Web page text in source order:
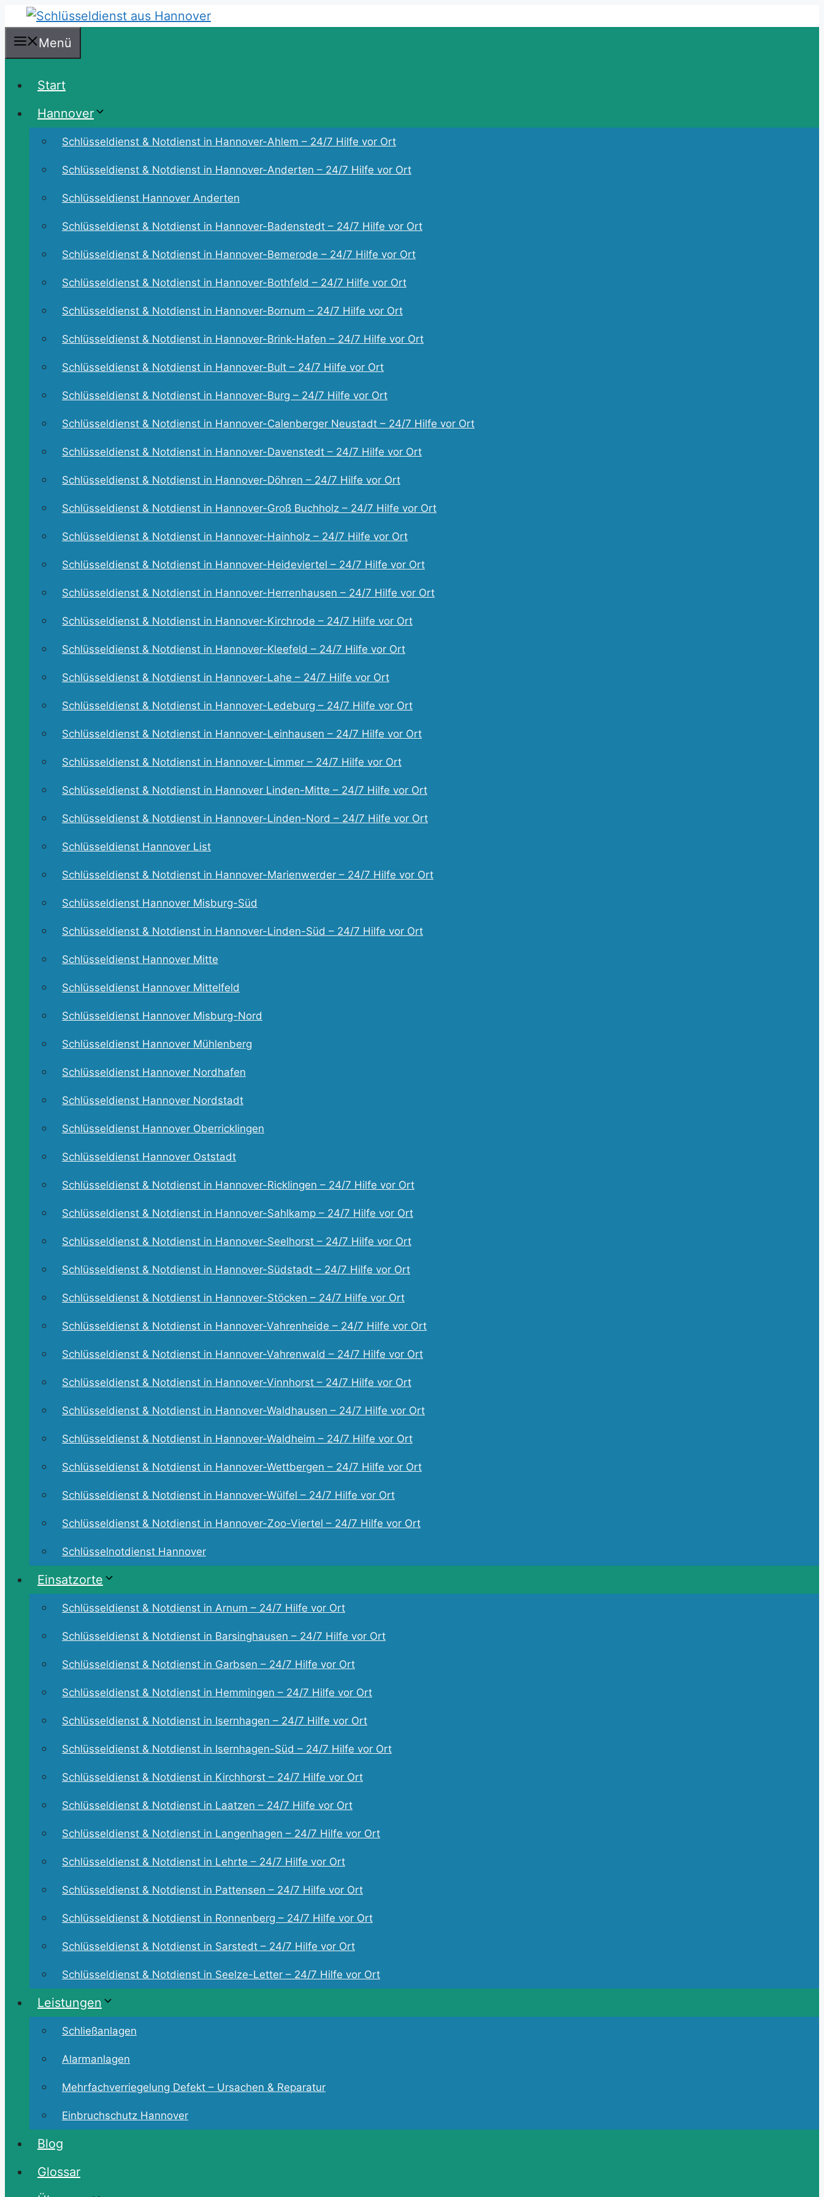
Zum
Inhalt
springenMenü
Start
Hannover
Schlüsseldienst & Notdienst in Hannover-Ahlem – 24/7 Hilfe vor Ort
Schlüsseldienst & Notdienst in Hannover-Anderten – 24/7 Hilfe vor Ort
Schlüsseldienst Hannover Anderten
Schlüsseldienst & Notdienst in Hannover-Badenstedt – 24/7 Hilfe vor Ort
Schlüsseldienst & Notdienst in Hannover-Bemerode – 24/7 Hilfe vor Ort
Schlüsseldienst & Notdienst in Hannover-Bothfeld – 24/7 Hilfe vor Ort
Schlüsseldienst & Notdienst in Hannover-Bornum – 24/7 Hilfe vor Ort
Schlüsseldienst & Notdienst in Hannover-Brink-Hafen – 24/7 Hilfe vor Ort
Schlüsseldienst & Notdienst in Hannover-Bult – 24/7 Hilfe vor Ort
Schlüsseldienst & Notdienst in Hannover-Burg – 24/7 Hilfe vor Ort
Schlüsseldienst & Notdienst in Hannover-Calenberger Neustadt – 24/7 Hilfe vor Ort
Schlüsseldienst & Notdienst in Hannover-Davenstedt – 24/7 Hilfe vor Ort
Schlüsseldienst & Notdienst in Hannover-Döhren – 24/7 Hilfe vor Ort
Schlüsseldienst & Notdienst in Hannover-Groß Buchholz – 24/7 Hilfe vor Ort
Schlüsseldienst & Notdienst in Hannover-Hainholz – 24/7 Hilfe vor Ort
Schlüsseldienst & Notdienst in Hannover-Heideviertel – 24/7 Hilfe vor Ort
Schlüsseldienst & Notdienst in Hannover-Herrenhausen – 24/7 Hilfe vor Ort
Schlüsseldienst & Notdienst in Hannover-Kirchrode – 24/7 Hilfe vor Ort
Schlüsseldienst & Notdienst in Hannover-Kleefeld – 24/7 Hilfe vor Ort
Schlüsseldienst & Notdienst in Hannover-Lahe – 24/7 Hilfe vor Ort
Schlüsseldienst & Notdienst in Hannover-Ledeburg – 24/7 Hilfe vor Ort
Schlüsseldienst & Notdienst in Hannover-Leinhausen – 24/7 Hilfe vor Ort
Schlüsseldienst & Notdienst in Hannover-Limmer – 24/7 Hilfe vor Ort
Schlüsseldienst & Notdienst in Hannover Linden-Mitte – 24/7 Hilfe vor Ort
Schlüsseldienst & Notdienst in Hannover-Linden-Nord – 24/7 Hilfe vor Ort
Schlüsseldienst Hannover List
Schlüsseldienst & Notdienst in Hannover-Marienwerder – 24/7 Hilfe vor Ort
Schlüsseldienst Hannover Misburg-Süd
Schlüsseldienst & Notdienst in Hannover-Linden-Süd – 24/7 Hilfe vor Ort
Schlüsseldienst Hannover Mitte
Schlüsseldienst Hannover Mittelfeld
Schlüsseldienst Hannover Misburg-Nord
Schlüsseldienst Hannover Mühlenberg
Schlüsseldienst Hannover Nordhafen
Schlüsseldienst Hannover Nordstadt
Schlüsseldienst Hannover Oberricklingen
Schlüsseldienst Hannover Oststadt
Schlüsseldienst & Notdienst in Hannover-Ricklingen – 24/7 Hilfe vor Ort
Schlüsseldienst & Notdienst in Hannover-Sahlkamp – 24/7 Hilfe vor Ort
Schlüsseldienst & Notdienst in Hannover-Seelhorst – 24/7 Hilfe vor Ort
Schlüsseldienst & Notdienst in Hannover-Südstadt – 24/7 Hilfe vor Ort
Schlüsseldienst & Notdienst in Hannover-Stöcken – 24/7 Hilfe vor Ort
Schlüsseldienst & Notdienst in Hannover-Vahrenheide – 24/7 Hilfe vor Ort
Schlüsseldienst & Notdienst in Hannover-Vahrenwald – 24/7 Hilfe vor Ort
Schlüsseldienst & Notdienst in Hannover-Vinnhorst – 24/7 Hilfe vor Ort
Schlüsseldienst & Notdienst in Hannover-Waldhausen – 24/7 Hilfe vor Ort
Schlüsseldienst & Notdienst in Hannover-Waldheim – 24/7 Hilfe vor Ort
Schlüsseldienst & Notdienst in Hannover-Wettbergen – 24/7 Hilfe vor Ort
Schlüsseldienst & Notdienst in Hannover-Wülfel – 24/7 Hilfe vor Ort
Schlüsseldienst & Notdienst in Hannover-Zoo-Viertel – 24/7 Hilfe vor Ort
Schlüsselnotdienst Hannover
Einsatzorte
Schlüsseldienst & Notdienst in Arnum – 24/7 Hilfe vor Ort
Schlüsseldienst & Notdienst in Barsinghausen – 24/7 Hilfe vor Ort
Schlüsseldienst & Notdienst in Garbsen – 24/7 Hilfe vor Ort
Schlüsseldienst & Notdienst in Hemmingen – 24/7 Hilfe vor Ort
Schlüsseldienst & Notdienst in Isernhagen – 24/7 Hilfe vor Ort
Schlüsseldienst & Notdienst in Isernhagen-Süd – 24/7 Hilfe vor Ort
Schlüsseldienst & Notdienst in Kirchhorst – 24/7 Hilfe vor Ort
Schlüsseldienst & Notdienst in Laatzen – 24/7 Hilfe vor Ort
Schlüsseldienst & Notdienst in Langenhagen – 24/7 Hilfe vor Ort
Schlüsseldienst & Notdienst in Lehrte – 24/7 Hilfe vor Ort
Schlüsseldienst & Notdienst in Pattensen – 24/7 Hilfe vor Ort
Schlüsseldienst & Notdienst in Ronnenberg – 24/7 Hilfe vor Ort
Schlüsseldienst & Notdienst in Sarstedt – 24/7 Hilfe vor Ort
Schlüsseldienst & Notdienst in Seelze-Letter – 24/7 Hilfe vor Ort
Leistungen
Schließanlagen
Alarmanlagen
Mehrfachverriegelung Defekt – Ursachen & Reparatur
Einbruchschutz Hannover
Blog
Glossar